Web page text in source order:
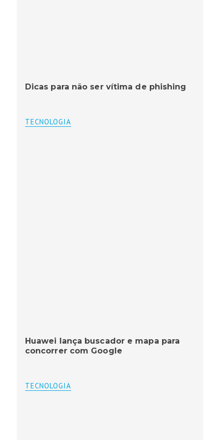
Dicas para não ser vítima de phishing
TECNOLOGIA
Huawei lança buscador e mapa para
concorrer com Google
TECNOLOGIA